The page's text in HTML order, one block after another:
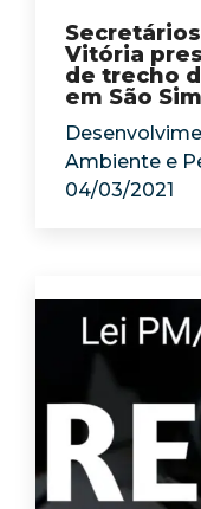
Vitória
de trecho
em São
Ambiente e
04/03/2021